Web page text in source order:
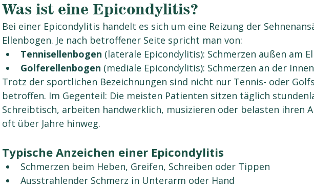
Was ist eine Epicondylitis?
Bei einer Epicondylitis handelt es sich um eine Reizung der
Ellenbogen. Je nach betroffener Seite spricht man von:
Tennisellenbogen (laterale Epicondylitis): Schmerzen außen am
Golferellenbogen (mediale Epicondylitis): Schmerzen an der
Trotz der sportlichen Bezeichnungen sind nicht nur Tennis- oder
betroffen. Im Gegenteil: Die meisten Patienten sitzen täglich
Schreibtisch, arbeiten handwerklich, musizieren oder belasten ihren
oft über Jahre hinweg.
Typische Anzeichen einer Epicondylitis
Schmerzen beim Heben, Greifen, Schreiben oder Tippen
Ausstrahlender Schmerz in Unterarm oder Hand